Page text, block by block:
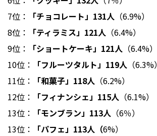
7位：
「チョコレート」131人 （6.9%）
8位：
「ティラミス」121人 （6.4%）
9位：
「ショートケーキ」121人 （6.4%）
10位：
「フルーツタルト」119人 （6.3%）
11位：
「和菓子」118人 （6.2%）
12位：
「フィナンシェ」115人 （6.1%）
13位：
「モンブラン」113人 （6％）
13位：
「パフェ」113人（6%）